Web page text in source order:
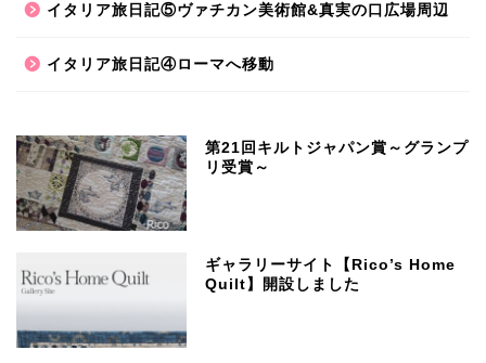
イタリア旅日記⑤ヴァチカン美術館&真実の口広場周辺
イタリア旅日記④ローマへ移動
第21回キルトジャパン賞～グランプ
リ受賞～
ギャラリーサイト【Rico’s Home
Quilt】開設しました